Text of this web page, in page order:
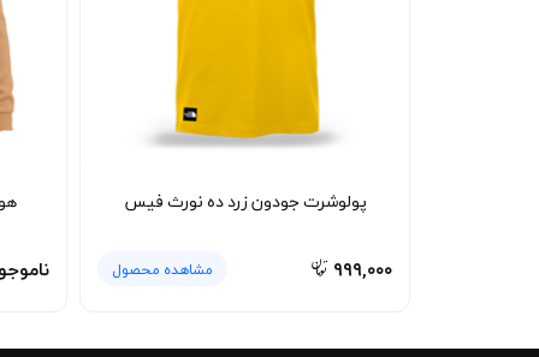
دانشگاه، کافه، سفر، دورهمی یا حتی استفاده
کنند. اگر استایل لایه‌ای را دوست دارید، این
متعادل‌تری می‌سازد.
بافت جودون در این مدل کمک می‌کند لباس بعد
طول هفته گزینه کاربردی‌تری نسبت به مدل‌های
برای حفظ رنگ سبز و جلوگیری از افت کیفیت
شستشوی صحیح، فرم لباس بعد از استفاده‌های
پولوشرت جودون زرد ده نورث فیس
۹۹۹,۰۰۰ مشاهده محصول